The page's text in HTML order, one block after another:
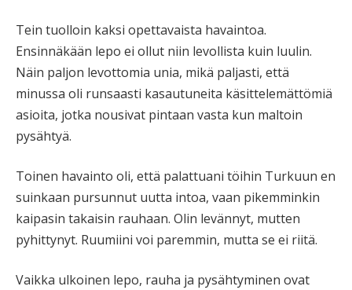
Tein tuolloin kaksi opettavaista havaintoa.
Ensinnäkään lepo ei ollut niin levollista kuin luulin.
Näin paljon levottomia unia, mikä paljasti, että
minussa oli runsaasti kasautuneita käsittelemättömiä
asioita, jotka nousivat pintaan vasta kun maltoin
pysähtyä.
Toinen havainto oli, että palattuani töihin Turkuun en
suinkaan pursunnut uutta intoa, vaan pikemminkin
kaipasin takaisin rauhaan. Olin levännyt, mutten
pyhittynyt. Ruumiini voi paremmin, mutta se ei riitä.
Vaikka ulkoinen lepo, rauha ja pysähtyminen ovat